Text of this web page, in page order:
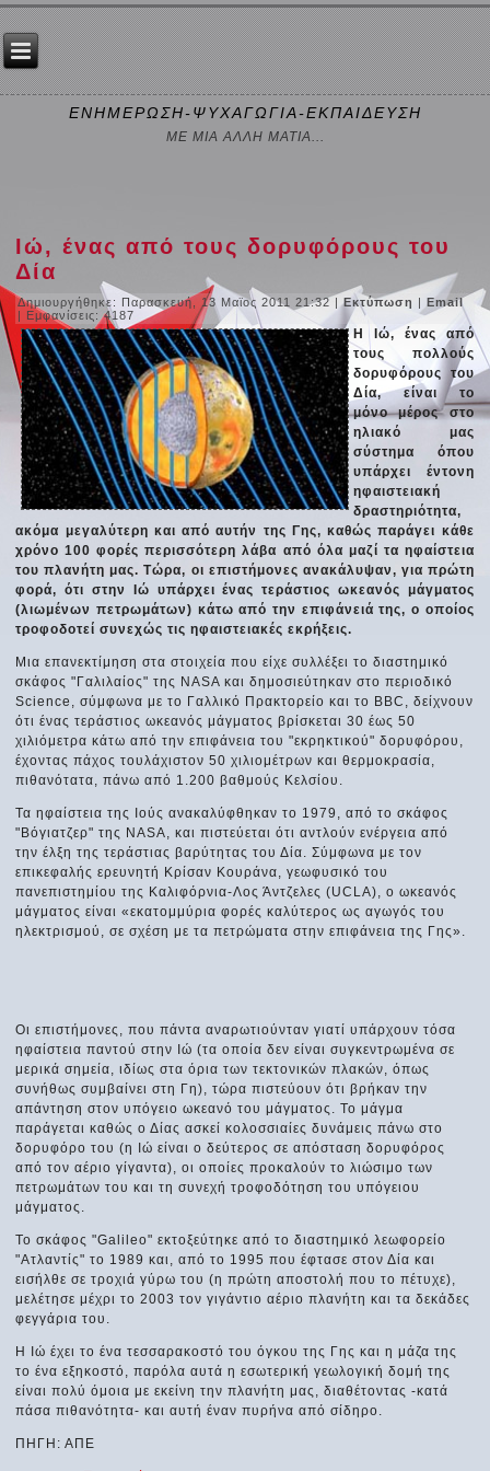
ΕΝΗΜΕΡΩΣΗ-ΨΥΧΑΓΩΓΙΑ-ΕΚΠΑΙΔΕΥΣΗ
ΜΕ ΜΙΑ ΑΛΛΗ ΜΑΤΙΑ...
Ιώ, ένας από τους δορυφόρους του
Δία
Δημιουργήθηκε: Παρασκευή, 13 Μαϊος 2011 21:32 |Εκτύπωση |Email
| Εμφανίσεις: 4187
Η Ιώ, ένας από
τους πολλούς
δορυφόρους του
Δία, είναι το
μόνο μέρος στο
ηλιακό μας
σύστημα όπου
υπάρχει έντονη
ηφαιστειακή
δραστηριότητα,
ακόμα μεγαλύτερη και από αυτήν της Γης, καθώς παράγει κάθε
χρόνο 100 φορές περισσότερη λάβα από όλα μαζί τα ηφαίστεια
του πλανήτη μας. Τώρα, οι επιστήμονες ανακάλυψαν, για πρώτη
φορά, ότι στην Ιώ υπάρχει ένας τεράστιος ωκεανός μάγματος
(λιωμένων πετρωμάτων) κάτω από την επιφάνειά της, ο οποίος
τροφοδοτεί συνεχώς τις ηφαιστειακές εκρήξεις.
Μια επανεκτίμηση στα στοιχεία που είχε συλλέξει το διαστημικό
σκάφος "Γαλιλαίος" της NASA και δημοσιεύτηκαν στο περιοδικό
Science, σύμφωνα με το Γαλλικό Πρακτορείο και το BBC, δείχνουν
ότι ένας τεράστιος ωκεανός μάγματος βρίσκεται 30 έως 50
χιλιόμετρα κάτω από την επιφάνεια του "εκρηκτικού" δορυφόρου,
έχοντας πάχος τουλάχιστον 50 χιλιομέτρων και θερμοκρασία,
πιθανότατα, πάνω από 1.200 βαθμούς Κελσίου.
Τα ηφαίστεια της Ιούς ανακαλύφθηκαν το 1979, από το σκάφος
"Βόγιατζερ" της NASA, και πιστεύεται ότι αντλούν ενέργεια από
την έλξη της τεράστιας βαρύτητας του Δία. Σύμφωνα με τον
επικεφαλής ερευνητή Κρίσαν Κουράνα, γεωφυσικό του
πανεπιστημίου της Καλιφόρνια-Λος Άντζελες (UCLA), ο ωκεανός
μάγματος είναι «εκατομμύρια φορές καλύτερος ως αγωγός του
ηλεκτρισμού, σε σχέση με τα πετρώματα στην επιφάνεια της Γης».
Οι επιστήμονες, που πάντα αναρωτιούνταν γιατί υπάρχουν τόσα
ηφαίστεια παντού στην Ιώ (τα οποία δεν είναι συγκεντρωμένα σε
μερικά σημεία, ιδίως στα όρια των τεκτονικών πλακών, όπως
συνήθως συμβαίνει στη Γη), τώρα πιστεύουν ότι βρήκαν την
απάντηση στον υπόγειο ωκεανό του μάγματος. Το μάγμα
παράγεται καθώς ο Δίας ασκεί κολοσσιαίες δυνάμεις πάνω στο
δορυφόρο του (η Ιώ είναι ο δεύτερος σε απόσταση δορυφόρος
από τον αέριο γίγαντα), οι οποίες προκαλούν το λιώσιμο των
πετρωμάτων του και τη συνεχή τροφοδότηση του υπόγειου
μάγματος.
Το σκάφος "Galileo" εκτοξεύτηκε από το διαστημικό λεωφορείο
"Ατλαντίς" το 1989 και, από το 1995 που έφτασε στον Δία και
εισήλθε σε τροχιά γύρω του (η πρώτη αποστολή που το πέτυχε),
μελέτησε μέχρι το 2003 τον γιγάντιο αέριο πλανήτη και τα δεκάδες
φεγγάρια του.
Η Ιώ έχει το ένα τεσσαρακοστό του όγκου της Γης και η μάζα της
το ένα εξηκοστό, παρόλα αυτά η εσωτερική γεωλογική δομή της
είναι πολύ όμοια με εκείνη την πλανήτη μας, διαθέτοντας -κατά
πάσα πιθανότητα- και αυτή έναν πυρήνα από σίδηρο.
ΠΗΓΗ: ΑΠΕ